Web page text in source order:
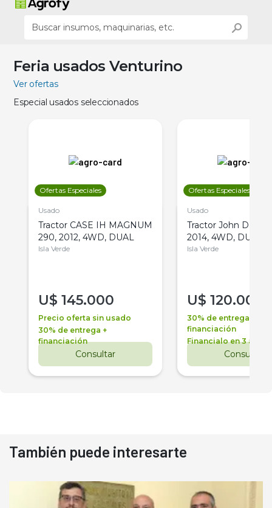
Feria usados Venturino
Ver ofertas
Especial usados seleccionados
Ofertas Especiales
Usado
Tractor CASE IH MAGNUM
290, 2012, 4WD, DUAL
Isla Verde
U$ 145.000
Precio oferta sin usado
30% de entrega +
financiación
Consultar
Ofertas Especiales
Usado
Tractor John Deere
2014, 4WD, DUAL
Isla Verde
U$ 120.000
30% de entrega +
financiación
Financialo en 3 años
Consultar
También puede interesarte